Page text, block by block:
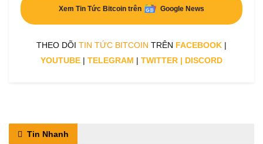
Xem Tin Tức Bitcoin trên Google News
THEO DÕI TIN TỨC BITCOIN TRÊN FACEBOOK |
YOUTUBE | TELEGRAM | TWITTER | DISCORD
Tin Nhanh